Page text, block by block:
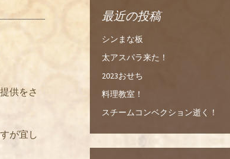
供をさ
が宜し
最近の投稿
シンまな板
太アスパラ来た！
2023おせち
料理教室！
スチームコンベクション逝く！